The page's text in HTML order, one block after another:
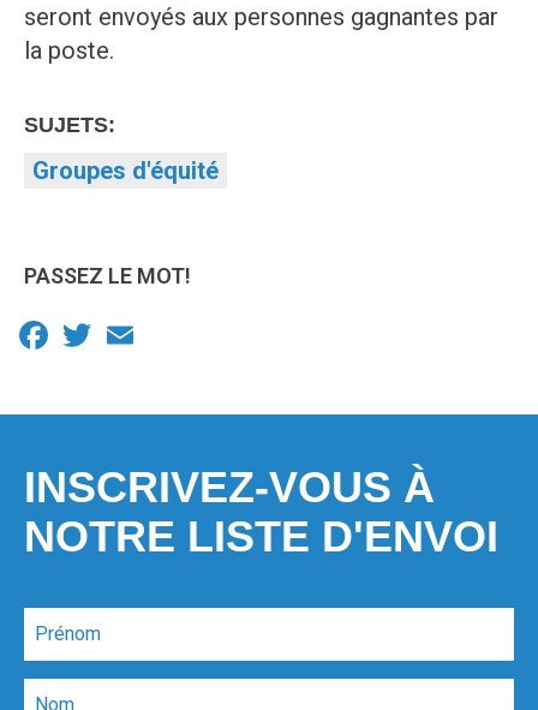
seront envoyés aux personnes gagnantes par
la poste.
SUJETS:
Groupes d'équité
PASSEZ LE MOT!
Facebook
Twitter
INSCRIVEZ-VOUS À
NOTRE LISTE D'ENVOI